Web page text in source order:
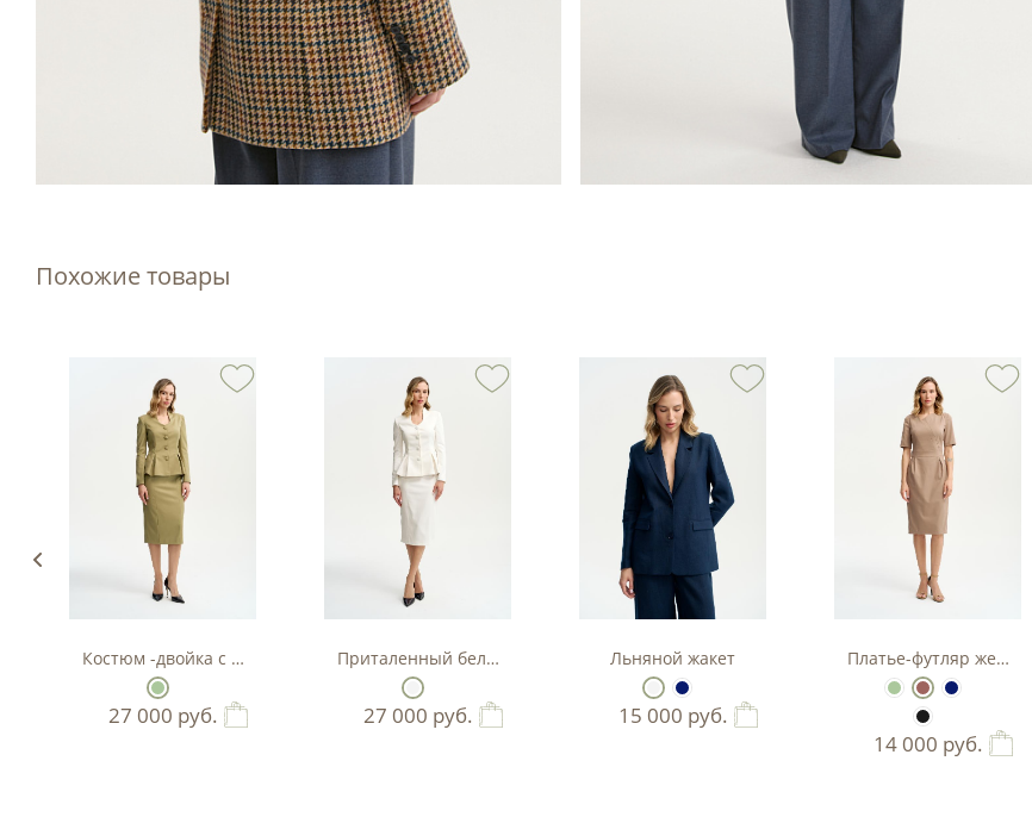
Похожие товары
Костюм -двойка с баской в цвете фисташка
27 000 руб.
Приталенный белый костюм-двойка с баской.
27 000 руб.
Льняной жакет
15 000 руб.
Платье-футляр женское
14 000 руб.